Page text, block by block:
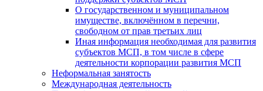
О государственном и муниципальном
имуществе, включённом в перечни,
свободном от прав третьих лиц
Иная информация необходимая для развития
субъектов МСП, в том числе в сфере
деятельности корпорации развития МСП
Неформальная занятость
Международная деятельность